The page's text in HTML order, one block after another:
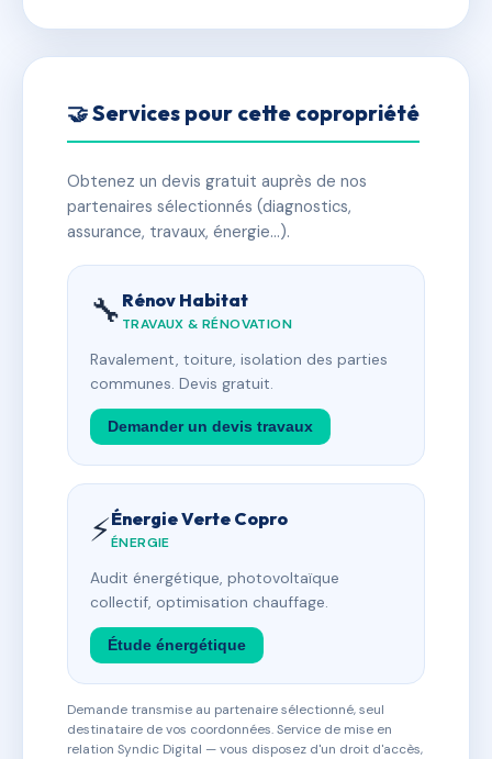
🤝 Services pour cette copropriété
Obtenez un devis gratuit auprès de nos
partenaires sélectionnés (diagnostics,
assurance, travaux, énergie…).
🔧 Rénov Habitat
TRAVAUX & RÉNOVATION
Ravalement, toiture, isolation des parties
communes. Devis gratuit.
Demander un devis travaux
⚡Énergie Verte Copro
ÉNERGIE
Audit énergétique, photovoltaïque
collectif, optimisation chauffage.
Étude énergétique
Demande transmise au partenaire sélectionné, seul
destinataire de vos coordonnées. Service de mise en
relation Syndic Digital — vous disposez d'un droit d'accès,